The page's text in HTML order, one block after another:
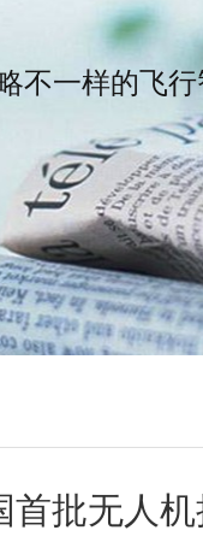
不一样的飞
首批无人